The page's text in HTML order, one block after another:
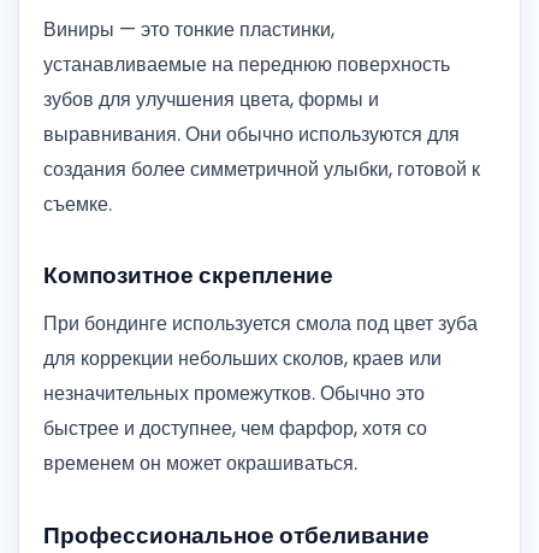
Виниры — это тонкие пластинки,
устанавливаемые на переднюю поверхность
зубов для улучшения цвета, формы и
выравнивания. Они обычно используются для
создания более симметричной улыбки, готовой к
съемке.
Композитное скрепление
При бондинге используется смола под цвет зуба
для коррекции небольших сколов, краев или
незначительных промежутков. Обычно это
быстрее и доступнее, чем фарфор, хотя со
временем он может окрашиваться.
Профессиональное отбеливание